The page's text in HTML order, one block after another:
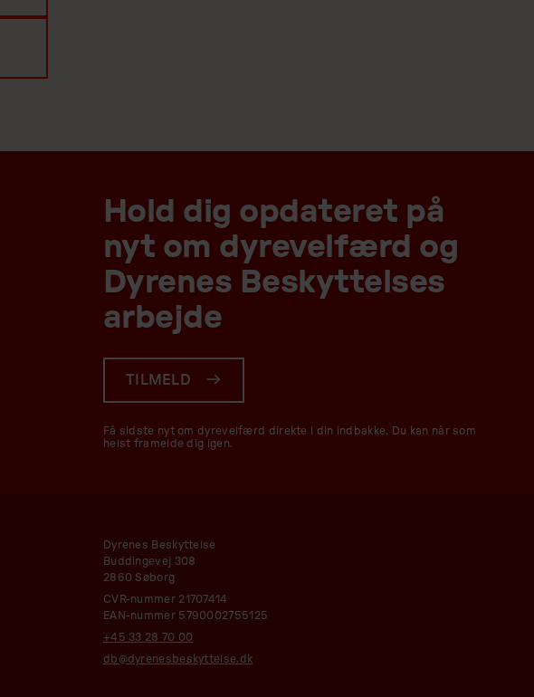
Hold dig opdateret på
nyt om dyrevelfærd og
Dyrenes Beskyttelses
arbejde
TILMELD
Få sidste nyt om dyrevelfærd direkte i din indbakke. Du kan når som
helst framelde dig igen.
Dyrenes Beskyttelse
Buddingevej 308
2860 Søborg
CVR-nummer 21707414
EAN-nummer 5790002755125
+45 33 28 70 00
db@dyrenesbeskyttelse.dk